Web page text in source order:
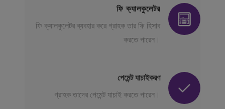
ফি ক্যালকুলেটর
ফি ক্যালকুলেটর ব্যবহার করে গ্রাহক তার ফি হিসাব
করতে পারেন।
পেমেন্ট যাচাইকরণ
গ্রাহক তাদের পেমেন্ট যাচাই করতে পারেন।